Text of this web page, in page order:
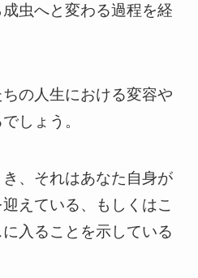
虫へと変わる過程を経
の人生における変容や
しょう。
、それはあなた自身が
えている、もしくはこ
入ることを示している